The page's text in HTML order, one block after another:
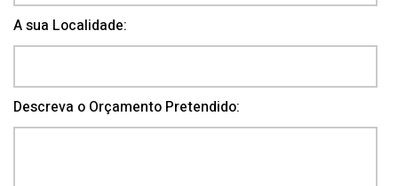
A sua Localidade:
Descreva o Orçamento Pretendido: